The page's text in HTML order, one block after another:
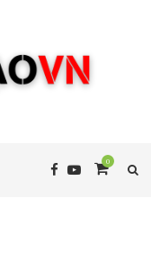
0